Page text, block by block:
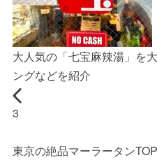
大人気の「七宝麻辣湯」を
ングなどを紹介
3
東京の絶品マーラータン